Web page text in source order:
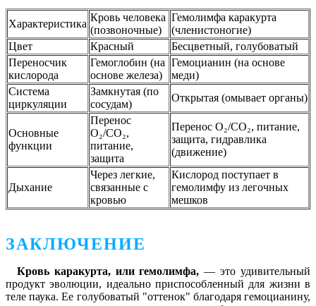
Характеристика
Кровь человека
(позвоночные)
Гемолимфа каракурта
(членистоногие)
Цвет
Красный
Бесцветный, голубоватый
Переносчик
кислорода
Гемоглобин (на
основе железа)
Гемоцианин (на основе
меди)
Система
циркуляции
Замкнутая (по
сосудам)
Открытая (омывает органы)
Основные
функции
Перенос
O₂/CO₂,
питание,
защита
Перенос O₂/CO₂, питание,
защита, гидравлика
(движение)
Дыхание
Через легкие,
связанные с
кровью
Кислород поступает в
гемолимфу из легочных
мешков
ЗАКЛЮЧЕНИЕ
Кровь каракурта, или гемолимфа, — это удивительный
продукт эволюции, идеально приспособленный для жизни в
теле паука. Ее голубоватый "оттенок" благодаря гемоцианину,